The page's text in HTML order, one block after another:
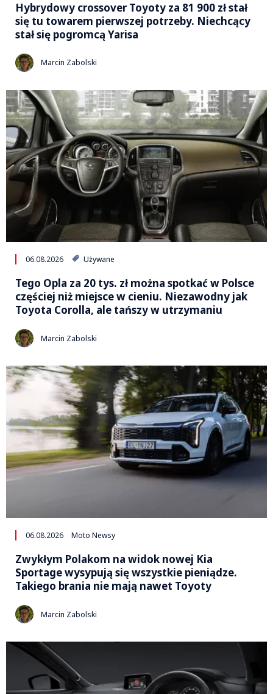
Hybrydowy crossover Toyoty za 81 900 zł stał
się tu towarem pierwszej potrzeby. Niechcący
stał się pogromcą Yarisa
Marcin Zabolski
06.08.2026 Używane
Tego Opla za 20 tys. zł można spotkać w Polsce
częściej niż miejsce w cieniu. Niezawodny jak
Toyota Corolla, ale tańszy w utrzymaniu
Marcin Zabolski
06.08.2026 Moto Newsy
Zwykłym Polakom na widok nowej Kia
Sportage wysypują się wszystkie pieniądze.
Takiego brania nie mają nawet Toyoty
Marcin Zabolski